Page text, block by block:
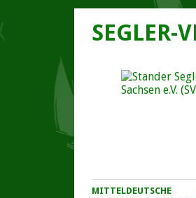
SEGLER-
MITTELDEUTSCHE